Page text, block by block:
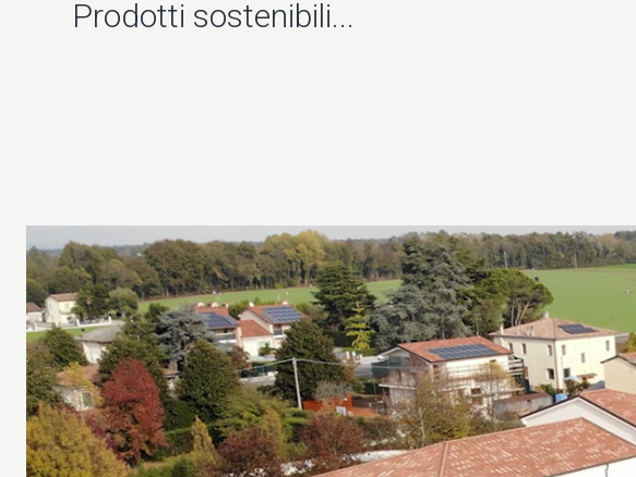
Prodotti sostenibili...